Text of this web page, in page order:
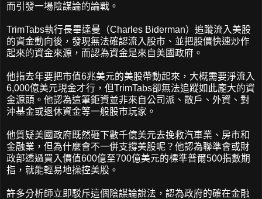
而引發一場陰謀論的論戰。
TrimTabs執行長畢達曼（Charles Biderman）追蹤流入美股
的資金動向後，發現無法確認流入股市、並把股價快速炒作
起來的資金來源，而認為資金是來自美國政府。
他指去年要把市值6兆美元的美股帶動起來，大概需要淨流入
6,000億美元現金才行，但TrimTabs卻無法追蹤如此龐大的資
金源頭。他認為這筆鉅資並非來自公司派、散戶、外資、對
沖基金或退休資金等一般股市玩家。
他質疑美國政府既然砸下數千億美元去挽救汽車業、房市和
金融業，但為什麼會不一併支撐美股呢？他認為聯準會或財
政部透過買入價值600億至700億美元的標準普爾500指數期
指，就能輕易地操控美股。
許多分析師立即駁斥這個陰謀論說法，認為政府的確在金融